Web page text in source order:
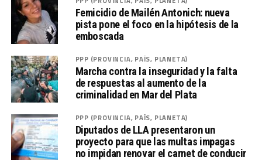
Femicidio de Mailén Antonich: nueva
pista pone el foco en la hipótesis de la
emboscada
PPP (PROVINCIA, PAÍS, PLANETA)
Marcha contra la inseguridad y la falta
de respuestas al aumento de la
criminalidad en Mar del Plata
PPP (PROVINCIA, PAÍS, PLANETA)
Diputados de LLA presentaron un
proyecto para que las multas impagas
no impidan renovar el carnet de conducir